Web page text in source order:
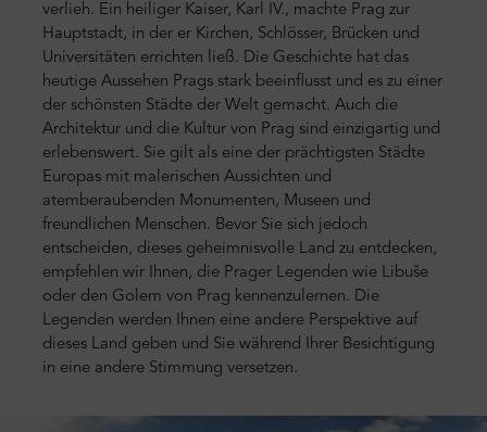
verlieh. Ein heiliger Kaiser, Karl IV., machte Prag zur
Hauptstadt, in der er Kirchen, Schlösser, Brücken und
Universitäten errichten ließ. Die Geschichte hat das
heutige Aussehen Prags stark beeinflusst und es zu einer
der schönsten Städte der Welt gemacht. Auch die
Architektur und die Kultur von Prag sind einzigartig und
erlebenswert. Sie gilt als eine der prächtigsten Städte
Europas mit malerischen Aussichten und
atemberaubenden Monumenten, Museen und
freundlichen Menschen. Bevor Sie sich jedoch
entscheiden, dieses geheimnisvolle Land zu entdecken,
empfehlen wir Ihnen, die Prager Legenden wie Libuše
oder den Golem von Prag kennenzulernen. Die
Legenden werden Ihnen eine andere Perspektive auf
dieses Land geben und Sie während Ihrer Besichtigung
in eine andere Stimmung versetzen.